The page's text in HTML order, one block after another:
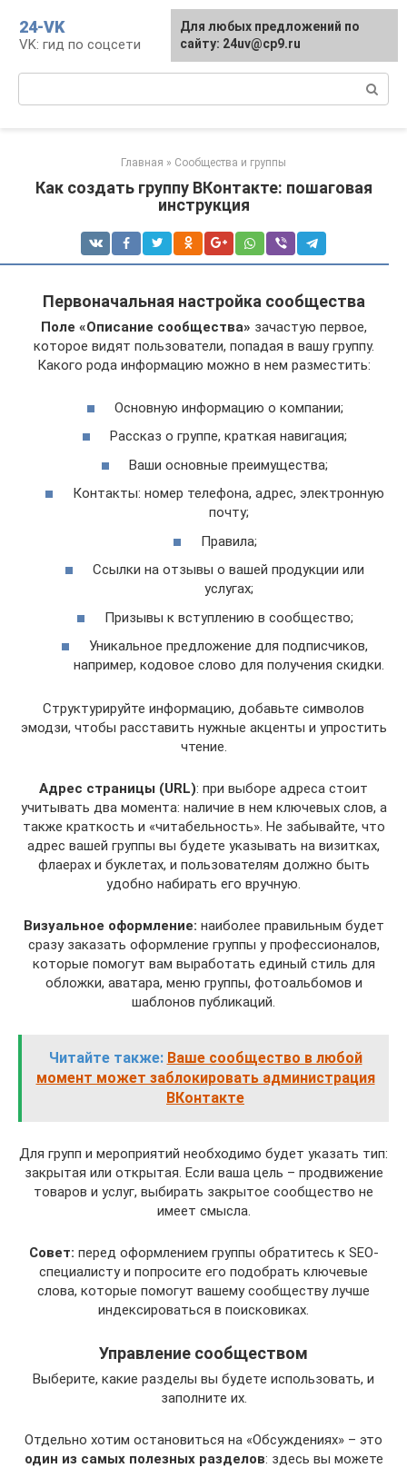
контенту
24-VK
VK: гид по соцсети
Главная » Сообщества и группы
Как создать группу ВКонтакте: пошаговая
инструкция
Первоначальная настройка сообщества
Поле «Описание сообщества» зачастую первое,
которое видят пользователи, попадая в вашу группу.
Какого рода информацию можно в нем разместить:
Основную информацию о компании;
Рассказ о группе, краткая навигация;
Ваши основные преимущества;
Контакты: номер телефона, адрес, электронную
почту;
Правила;
Ссылки на отзывы о вашей продукции или
услугах;
Призывы к вступлению в сообщество;
Уникальное предложение для подписчиков,
например, кодовое слово для получения скидки.
Структурируйте информацию, добавьте символов
эмодзи, чтобы расставить нужные акценты и упростить
чтение.
Адрес страницы (URL): при выборе адреса стоит
учитывать два момента: наличие в нем ключевых слов, а
также краткость и «читабельность». Не забывайте, что
адрес вашей группы вы будете указывать на визитках,
флаерах и буклетах, и пользователям должно быть
удобно набирать его вручную.
Визуальное оформление: наиболее правильным будет
сразу заказать оформление группы у профессионалов,
которые помогут вам выработать единый стиль для
обложки, аватара, меню группы, фотоальбомов и
шаблонов публикаций.
Читайте также: Ваше сообщество в любой
момент может заблокировать администрация
ВКонтакте
Для групп и мероприятий необходимо будет указать тип:
закрытая или открытая. Если ваша цель – продвижение
товаров и услуг, выбирать закрытое сообщество не
имеет смысла.
Совет: перед оформлением группы обратитесь к SEO-
специалисту и попросите его подобрать ключевые
слова, которые помогут вашему сообществу лучше
индексироваться в поисковиках.
Управление сообществом
Выберите, какие разделы вы будете использовать, и
заполните их.
Отдельно хотим остановиться на «Обсуждениях» – это
один из самых полезных разделов: здесь вы можете
Для любых предложений по
сайту: 24uv@cp9.ru